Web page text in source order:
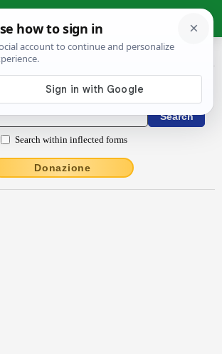
Conjugations › iucundatus
/ Conjugations latin
Search within inflected forms
Donazione